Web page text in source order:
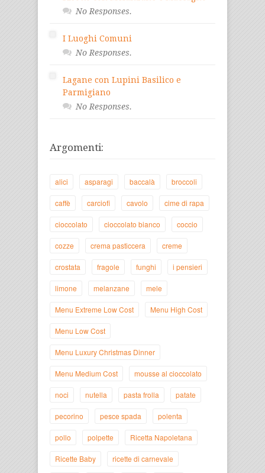
No Responses.
I Luoghi Comuni
No Responses.
Lagane con Lupini Basilico e
Parmigiano
No Responses.
Argomenti:
alici asparagi baccalà broccoli
caffè carciofi cavolo cime di rapa
cioccolato cioccolato bianco coccio
cozze crema pasticcera creme
crostata fragole funghi i pensieri
limone melanzane mele
Menu Extreme Low Cost Menu High Cost
Menu Low Cost
Menu Luxury Christmas Dinner
Menu Medium Cost mousse al cioccolato
noci nutella pasta frolla patate
pecorino pesce spada polenta
pollo polpette Ricetta Napoletana
Ricette Baby ricette di carnevale